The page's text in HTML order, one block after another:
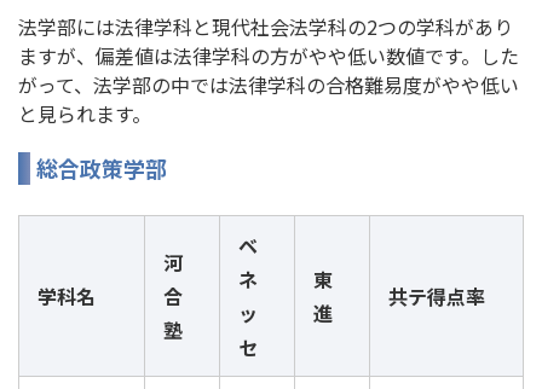
法学部には法律学科と現代社会法学科の2つの学科があり
ますが、偏差値は法律学科の方がやや低い数値です。した
がって、法学部の中では法律学科の合格難易度がやや低い
と見られます。
総合政策学部
学科名
河
合
塾
ベ
ネ
ッ
セ
東
進
共テ得点率